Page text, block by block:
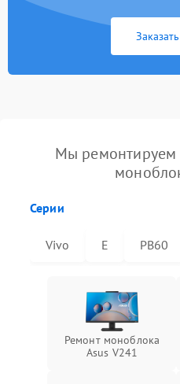
Мы ремонтируем
Серии
Vivo E PB60
Ремонт моноблока
Asus V241